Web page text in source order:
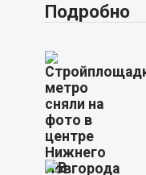
Подробно